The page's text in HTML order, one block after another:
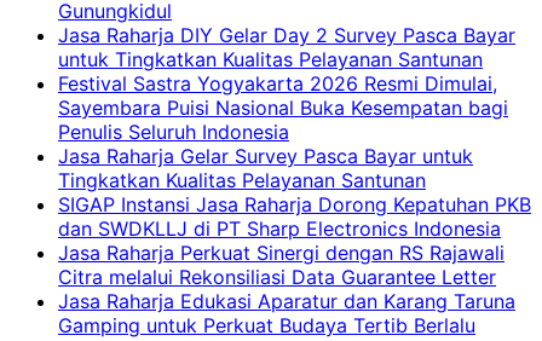
Gunungkidul
Jasa Raharja DIY Gelar Day 2 Survey Pasca Bayar
untuk Tingkatkan Kualitas Pelayanan Santunan
Festival Sastra Yogyakarta 2026 Resmi Dimulai,
Sayembara Puisi Nasional Buka Kesempatan bagi
Penulis Seluruh Indonesia
Jasa Raharja Gelar Survey Pasca Bayar untuk
Tingkatkan Kualitas Pelayanan Santunan
SIGAP Instansi Jasa Raharja Dorong Kepatuhan PKB
dan SWDKLLJ di PT Sharp Electronics Indonesia
Jasa Raharja Perkuat Sinergi dengan RS Rajawali
Citra melalui Rekonsiliasi Data Guarantee Letter
Jasa Raharja Edukasi Aparatur dan Karang Taruna
Gamping untuk Perkuat Budaya Tertib Berlalu